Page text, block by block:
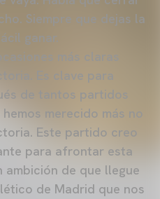
Siempre que dejas la
ganar.
más claras
Es clave para
de tantos partidos
merecido más no
Este partido creo
para afrontar esta
ambición de que llegue
de Madrid que nos